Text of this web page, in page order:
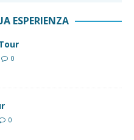
ESPERIENZA
0
0